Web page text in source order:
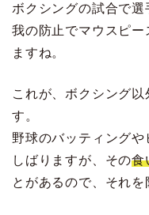
ボクシングの試合で
我の防止でマウスピ
ますね。
これが、ボクシング
す。
野球のバッティング
しばりますが、その食
とがあるので、それを